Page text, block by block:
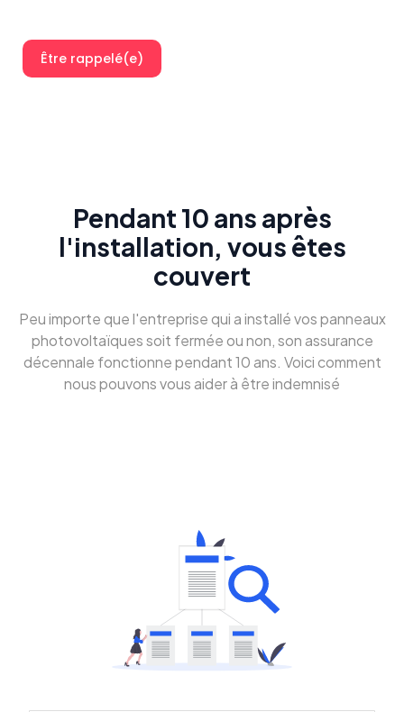
Être rappelé(e)
Pendant 10 ans après
l'installation, vous êtes
couvert
Peu importe que l'entreprise qui a installé vos panneaux
photovoltaïques soit fermée ou non, son assurance
décennale fonctionne pendant 10 ans. Voici comment
nous pouvons vous aider à être indemnisé